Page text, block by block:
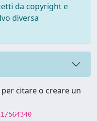
da copyright e
diversa
citare o creare un
564340